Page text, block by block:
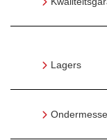
Lagers